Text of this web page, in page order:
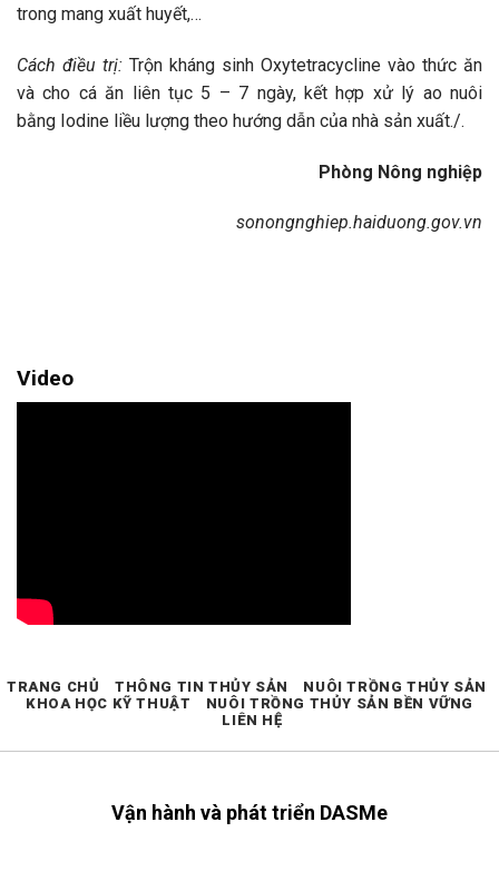
trong mang xuất huyết,…
Cách điều trị: Trộn kháng sinh Oxytetracycline vào thức ăn
và cho cá ăn liên tục 5 – 7 ngày, kết hợp xử lý ao nuôi
bằng Iodine liều lượng theo hướng dẫn của nhà sản xuất./.
Phòng Nông nghiệp
sonongnghiep.haiduong.gov.vn
Video
Vận hành và phát triển DASMe
TRANG CHỦ THÔNG TIN THỦY SẢN
NUÔI TRỒNG THỦY SẢN
KHOA HỌC KỸ THUẬT
NUÔI TRỒNG THỦY SẢN BỀN VỮNG
LIÊN HỆ